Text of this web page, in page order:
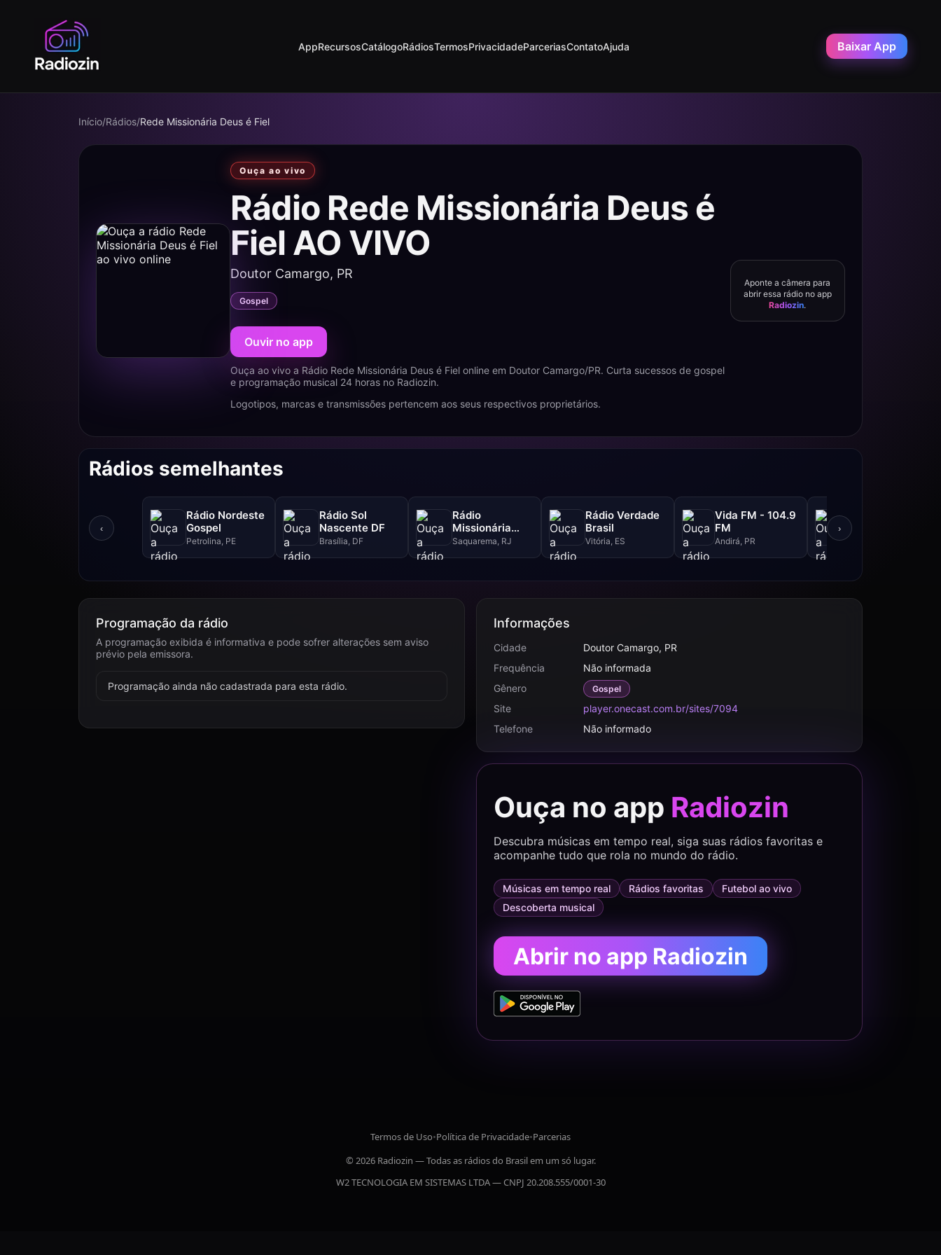
AppRecursosCatálogoRádiosTermosPrivacidadeParceriasContatoAjuda Baixar App
Início/Rádios/Rede Missionária Deus é Fiel
Ouça ao vivo
Rádio Rede Missionária Deus é
Fiel AO VIVO
Doutor Camargo, PR
Gospel
Ouvir no app
Ouça ao vivo a Rádio Rede Missionária Deus é Fiel online em Doutor Camargo/PR. Curta sucessos de gospel
e programação musical 24 horas no Radiozin.
Logotipos, marcas e transmissões pertencem aos seus respectivos proprietários.
Aponte a câmera para
abrir essa rádio no app
Radiozin.
Rádios semelhantes
‹
Rádio Nordeste
Gospel
Petrolina, PE
Rádio Sol
Nascente DF
Brasília, DF
Rádio
Missionária
Central Gospel
Saquarema, RJ
Rádio Verdade
Brasil
Vitória, ES
Vida FM - 104.9
FM
Andirá, PR
São Paulo, SP
›
Programação da rádio
A programação exibida é informativa e pode sofrer alterações sem aviso
prévio pela emissora.
Programação ainda não cadastrada para esta rádio.
Informações
Cidade
Doutor Camargo, PR
Frequência
Não informada
Gênero
Gospel
Site
player.onecast.com.br/sites/7094
Telefone
Não informado
Ouça no app Radiozin
Descubra músicas em tempo real, siga suas rádios favoritas e
acompanhe tudo que rola no mundo do rádio.
Músicas em tempo real Rádios favoritas
Futebol ao vivo
Descoberta musical
Abrir no app Radiozin
Termos de Uso•Política de Privacidade•Parcerias
© 2026 Radiozin — Todas as rádios do Brasil em um só lugar.
W2 TECNOLOGIA EM SISTEMAS LTDA — CNPJ 20.208.555/0001-30